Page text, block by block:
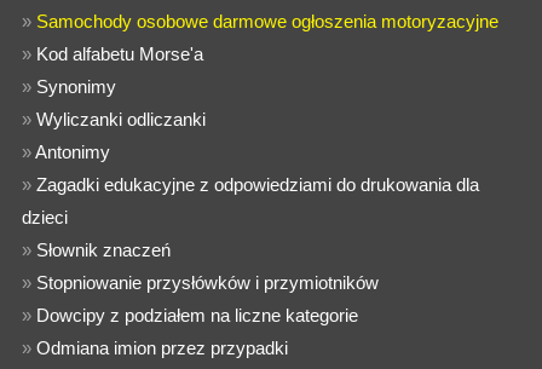
» Samochody osobowe darmowe ogłoszenia motoryzacyjne
» Kod alfabetu Morse'a
» Synonimy
»Wyliczanki odliczanki
»Antonimy
»Zagadki edukacyjne z odpowiedziami do drukowania dla
dzieci
» Słownik znaczeń
» Stopniowanie przysłówków i przymiotników
» Dowcipy z podziałem na liczne kategorie
»Odmiana imion przez przypadki